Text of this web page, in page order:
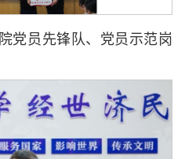
党员先锋队、党员示范岗